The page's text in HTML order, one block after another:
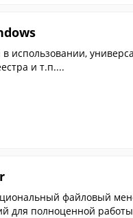
использовании,
и т.п....
файловый
для полноценной